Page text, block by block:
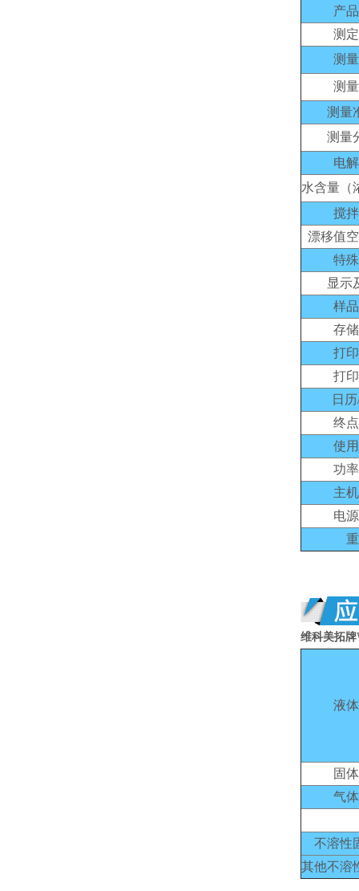
产
测
测
测
测量
测量
电
水含量（
搅
漂移值
特
显示
样
存
打
打
日
终
使
功
主
电
维科美拓牌
液体
固体
气体
不溶性
其他不溶